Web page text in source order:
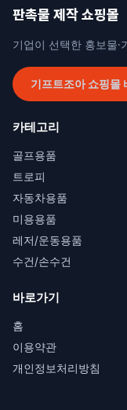
판촉물 제작 쇼핑몰
기업이 선택한 홍보물·
기프트조아 쇼핑몰
카테고리
골프용품
트로피
자동차용품
미용용품
레저/운동용품
수건/손수건
바로가기
홈
이용약관
개인정보처리방침